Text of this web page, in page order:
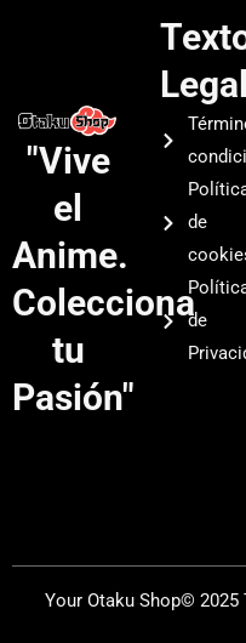
"Vive
el
Anime.
Colecciona
tu
Pasión"
de
de
Your Otaku Shop©